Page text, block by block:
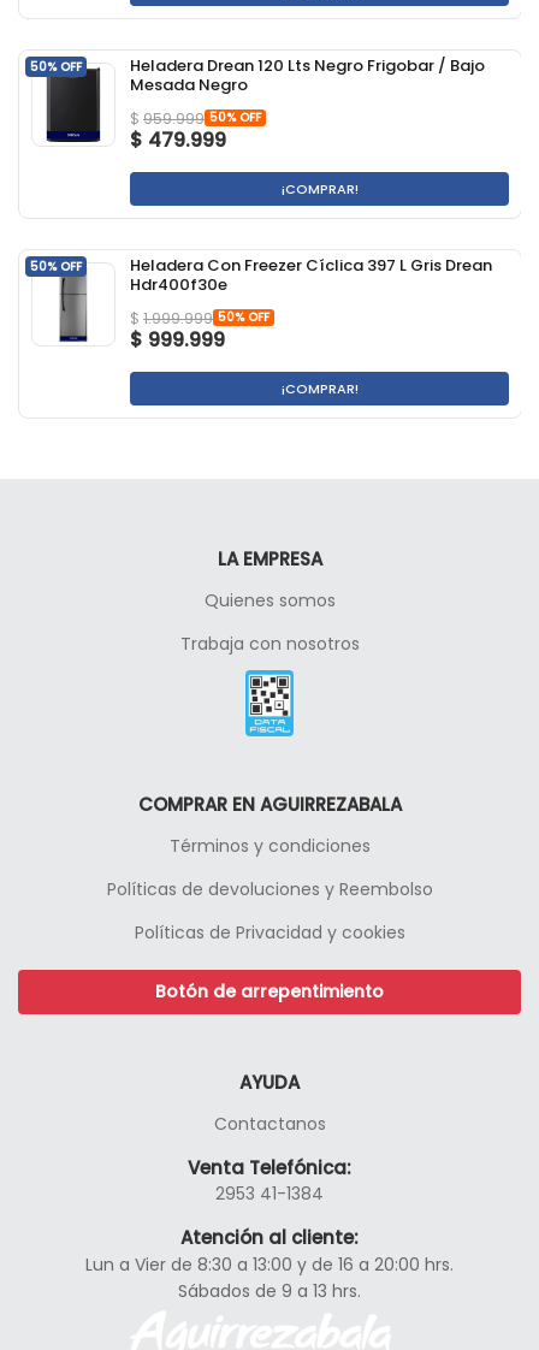
50% OFF
Heladera Drean 120 Lts Negro Frigobar / Bajo
Mesada Negro
$ 959.999 50% OFF
$ 479.999
¡COMPRAR!
50% OFF
Heladera Con Freezer Cíclica 397 L Gris Drean
Hdr400f30e
$ 1.999.999 50% OFF
$ 999.999
¡COMPRAR!
LA EMPRESA
Quienes somos
Trabaja con nosotros
COMPRAR EN AGUIRREZABALA
Términos y condiciones
Políticas de devoluciones y Reembolso
Políticas de Privacidad y cookies
Botón de arrepentimiento
AYUDA
Contactanos
Venta Telefónica:
2953 41-1384
Atención al cliente:
Lun a Vier de 8:30 a 13:00 y de 16 a 20:00 hrs.
Sábados de 9 a 13 hrs.